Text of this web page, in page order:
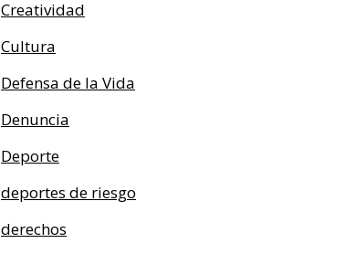
Creatividad
Cultura
Defensa de la Vida
Denuncia
Deporte
deportes de riesgo
derechos